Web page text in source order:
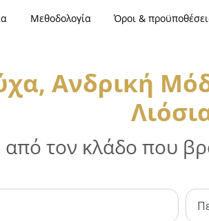
Μεθοδολογία Όροι &
Ανδρική
από τον κλάδο που